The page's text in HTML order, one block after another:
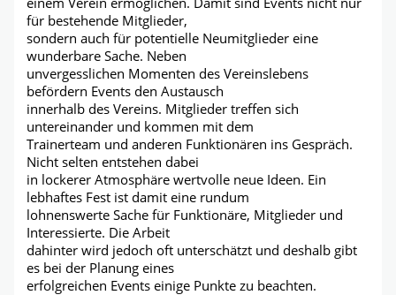
für bestehende Mitglieder,
sondern auch für potentielle Neumitglieder eine
wunderbare Sache. Neben
unvergesslichen Momenten des Vereinslebens
befördern Events den Austausch
innerhalb des Vereins. Mitglieder treffen sich
untereinander und kommen mit dem
Trainerteam und anderen Funktionären ins Gespräch.
Nicht selten entstehen dabei
in lockerer Atmosphäre wertvolle neue Ideen. Ein
lebhaftes Fest ist damit eine rundum
lohnenswerte Sache für Funktionäre, Mitglieder und
Interessierte. Die Arbeit
dahinter wird jedoch oft unterschätzt und deshalb gibt
es bei der Planung eines
erfolgreichen Events einige Punkte zu beachten.